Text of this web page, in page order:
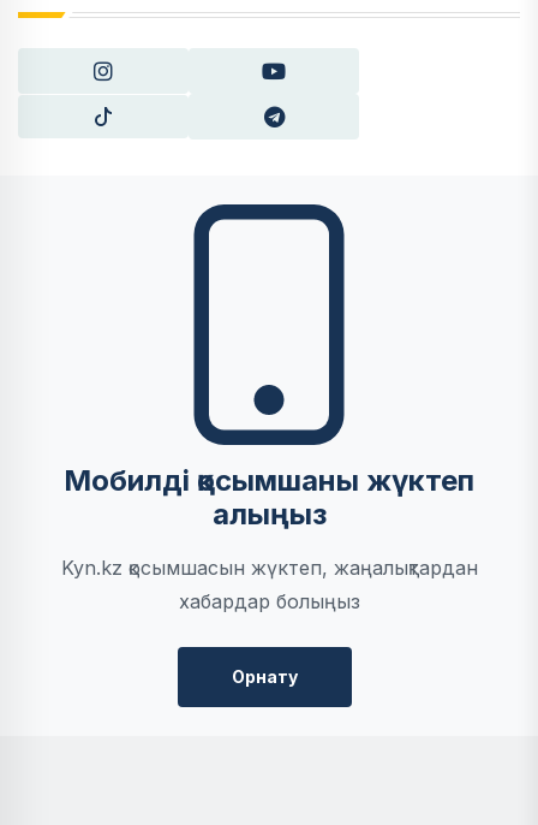
Мобилді қосымшаны жүктеп
алыңыз
Kyn.kz қосымшасын жүктеп, жаңалықтардан
хабардар болыңыз
Орнату